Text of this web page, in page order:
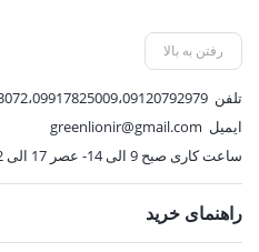
2,115,000 تومان.
رفتن به بالا
تلفن
ایمیل greenlionir@gmail.com
ساعت کاری صبح 9 الی 14- عصر 17 الی 22 به غیر از تعطیلات رسمی
راهنمای خرید